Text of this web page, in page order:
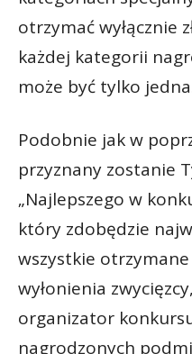
otrzymać wyłącznie
każdej kategorii
może być tylko
Podobnie jak w
przyznany zostanie
„Najlepszego w
który zdobędzie
wszystkie
wyłonienia
organizator
nagrodzonych